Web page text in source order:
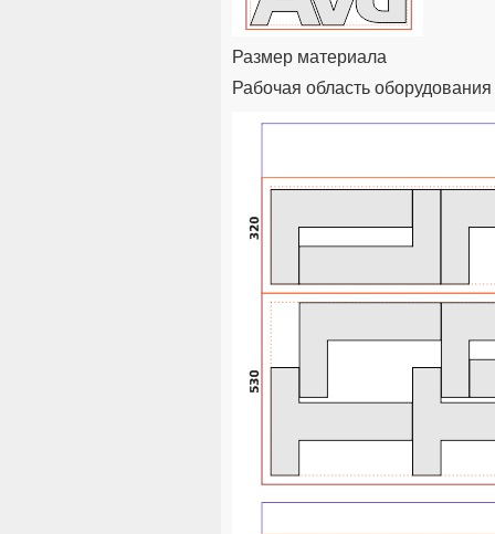
Размер материала
Рабочая область